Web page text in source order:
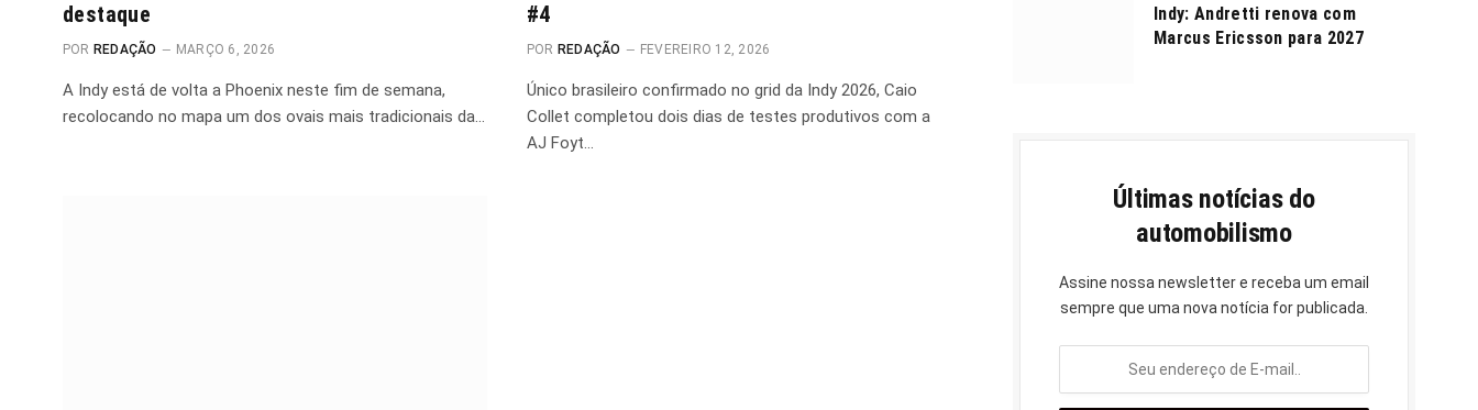
destaque
POR REDAÇÃO MARÇO 6, 2026
A Indy está de volta a Phoenix neste fim de semana,
recolocando no mapa um dos ovais mais tradicionais da…
#4
POR REDAÇÃO FEVEREIRO 12, 2026
Único brasileiro confirmado no grid da Indy 2026, Caio
Collet completou dois dias de testes produtivos com a
AJ Foyt…
Indy: Andretti renova com
Marcus Ericsson para 2027
Últimas notícias do
automobilismo
Assine nossa newsletter e receba um email
sempre que uma nova notícia for publicada.